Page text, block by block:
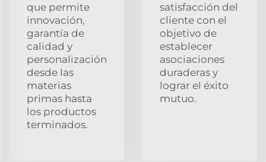
que permite
innovación,
garantía de
calidad y
personalización
desde las
materias
primas hasta
los productos
terminados.
satisfacción del
cliente con el
objetivo de
establecer
asociaciones
duraderas y
lograr el éxito
mutuo.